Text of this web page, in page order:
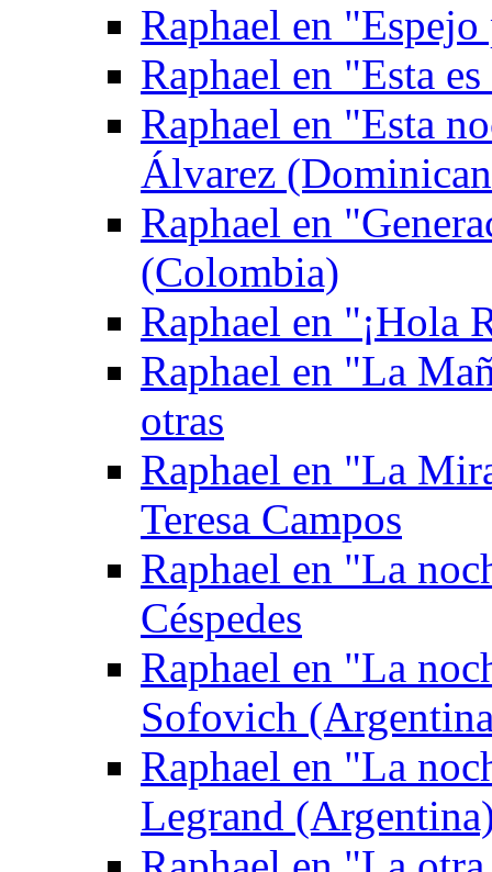
Raphael en
Raphael en "Esta
Raphael en "Esta
Álvarez
Raphael en
(Colombia)
Raphael en "¡Hola
Raphael en "La
otras
Raphael en "La
Teresa Campos
Raphael en "La
Céspedes
Raphael en "La
Sofovich
Raphael en "La
Legrand